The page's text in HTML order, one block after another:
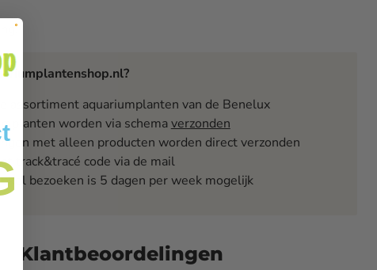
assortiment aquariumplanten van de Benelux
worden via schemaverzonden
met alleen producten worden direct verzonden
track&tracé code via de mail
bezoeken is 5 dagen per week mogelijk
Klantbeoordelingen